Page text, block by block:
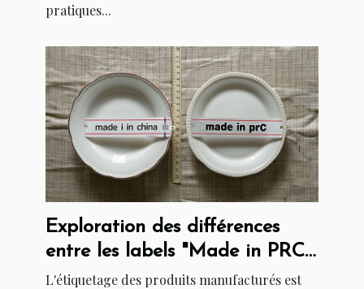
pratiques...
Exploration des différences
entre les labels "Made in PRC"
et "Made in China"
L'étiquetage des produits manufacturés est